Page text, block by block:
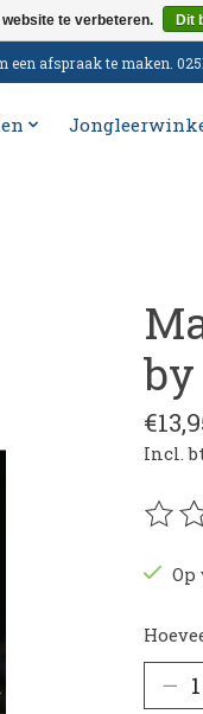
afspraak te maken.
by
Incl.
De
Op
te verbeteren. Dit